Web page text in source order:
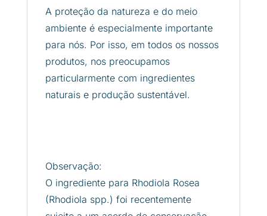
A proteção da natureza e do meio
ambiente é especialmente importante
para nós. Por isso, em todos os nossos
produtos, nos preocupamos
particularmente com ingredientes
naturais e produção sustentável.
Observação:
O ingrediente para Rhodiola Rosea
(Rhodiola spp.) foi recentemente